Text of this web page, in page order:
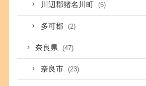
川辺郡猪名川町 (5)
多可郡 (2)
奈良県 (47)
奈良市 (23)